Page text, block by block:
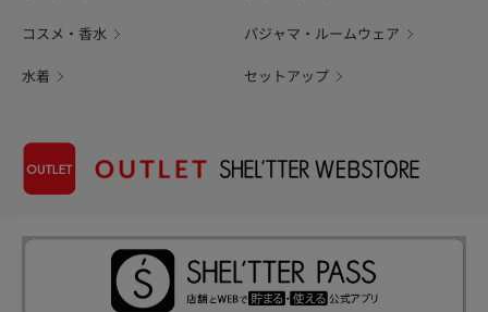
コスメ・香水 パジャマ・ルームウェア
水着 セットアップ